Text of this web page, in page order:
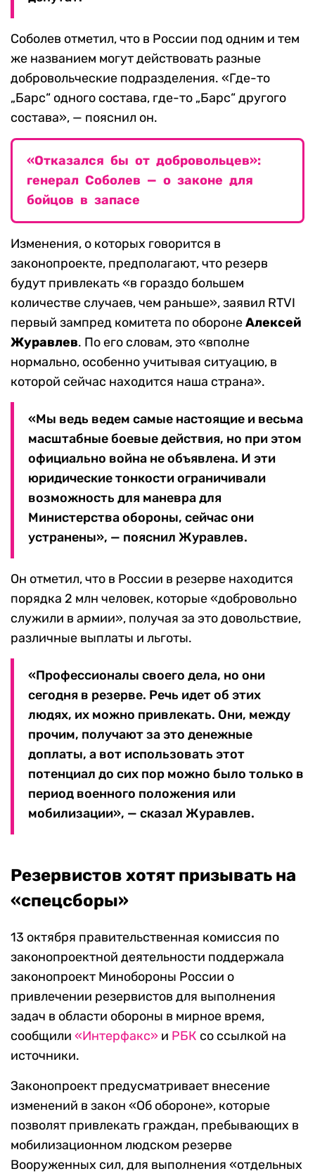
Соболев отметил, что в России под одним и тем
же названием могут действовать разные
добровольческие подразделения. «Где-то
„Барс“ одного состава, где-то „Барс“ другого
состава», — пояснил он.
«Отказался бы от добровольцев»:
генерал Соболев — о законе для
бойцов в запасе
Изменения, о которых говорится в
законопроекте, предполагают, что резерв
будут привлекать «в гораздо большем
количестве случаев, чем раньше», заявил RTVI
первый зампред комитета по оборонеАлексей
Журавлев. По его словам, это «вполне
нормально, особенно учитывая ситуацию, в
которой сейчас находится наша страна».
«Мы ведь ведем самые настоящие и весьма
масштабные боевые действия, но при этом
официально война не объявлена. И эти
юридические тонкости ограничивали
возможность для маневра для
Министерства обороны, сейчас они
устранены», — пояснил Журавлев.
Он отметил, что в России в резерве находится
порядка 2 млн человек, которые «добровольно
служили в армии», получая за это довольствие,
различные выплаты и льготы.
«Профессионалы своего дела, но они
сегодня в резерве. Речь идет об этих
людях, их можно привлекать. Они, между
прочим, получают за это денежные
доплаты, а вот использовать этот
потенциал до сих пор можно было только в
период военного положения или
мобилизации», — сказал Журавлев.
Резервистов хотят призывать на
«спецсборы»
13 октября правительственная комиссия по
законопроектной деятельности поддержала
законопроект Минобороны России о
привлечении резервистов для выполнения
задач в области обороны в мирное время,
сообщили «Интерфакс» и РБК со ссылкой на
источники.
Законопроект предусматривает внесение
изменений в закон «Об обороне», которые
позволят привлекать граждан, пребывающих в
мобилизационном людском резерве
Вооруженных сил, для выполнения «отдельных